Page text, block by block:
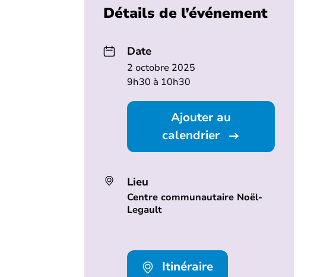
Détails de l’événement
Date
2 octobre 2025
9h30 à 10h30
Ajouter au
calendrier
Lieu
Centre communautaire Noël-
Legault
Itinéraire